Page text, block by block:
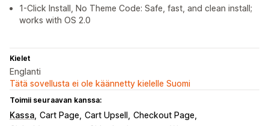
1-Click Install, No Theme Code: Safe, fast, and clean install;
works with OS 2.0
Kielet
Englanti
Tätä sovellusta ei ole käännetty kielelle Suomi
Toimii seuraavan kanssa:
Kassa Cart Page Cart Upsell
Checkout Page